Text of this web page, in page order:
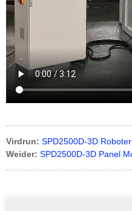
Virdrun: SPD2500D-3D
Weider: SPD2500D-3D Panel